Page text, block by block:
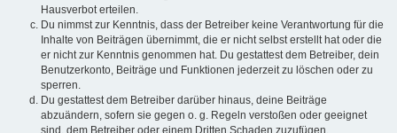
Hausverbot erteilen.
Du nimmst zur Kenntnis, dass der Betreiber keine Verantwortung für die
Inhalte von Beiträgen übernimmt, die er nicht selbst erstellt hat oder die
er nicht zur Kenntnis genommen hat. Du gestattest dem Betreiber, dein
Benutzerkonto, Beiträge und Funktionen jederzeit zu löschen oder zu
sperren.
Du gestattest dem Betreiber darüber hinaus, deine Beiträge
abzuändern, sofern sie gegen o. g. Regeln verstoßen oder geeignet
sind, dem Betreiber oder einem Dritten Schaden zuzufügen.